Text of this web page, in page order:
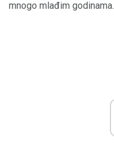
mnogo mlađim godinama.